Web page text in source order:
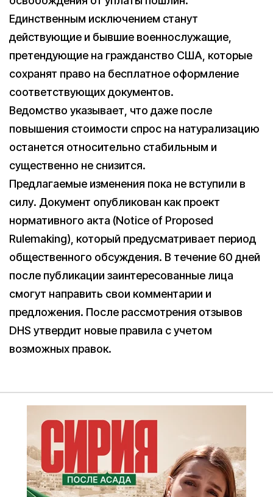
Единственным исключением станут
действующие и бывшие военнослужащие,
претендующие на гражданство США, которые
сохранят право на бесплатное оформление
соответствующих документов.
Ведомство указывает, что даже после
повышения стоимости спрос на натурализацию
останется относительно стабильным и
существенно не снизится.
Предлагаемые изменения пока не вступили в
силу. Документ опубликован как проект
нормативного акта (Notice of Proposed
Rulemaking), который предусматривает период
общественного обсуждения. В течение 60 дней
после публикации заинтересованные лица
смогут направить свои комментарии и
предложения. После рассмотрения отзывов
DHS утвердит новые правила с учетом
возможных правок.